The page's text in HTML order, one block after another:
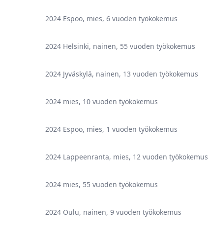
2024 Espoo, mies, 6 vuoden työkokemus
2024 Helsinki, nainen, 55 vuoden työkokemus
2024 Jyväskylä, nainen, 13 vuoden työkokemus
2024 mies, 10 vuoden työkokemus
2024 Espoo, mies, 1 vuoden työkokemus
2024 Lappeenranta, mies, 12 vuoden työkokemus
2024 mies, 55 vuoden työkokemus
2024 Oulu, nainen, 9 vuoden työkokemus